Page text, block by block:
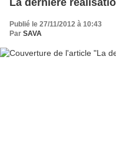
Publié le 27/11/2012 à 10:43
Par SAVA